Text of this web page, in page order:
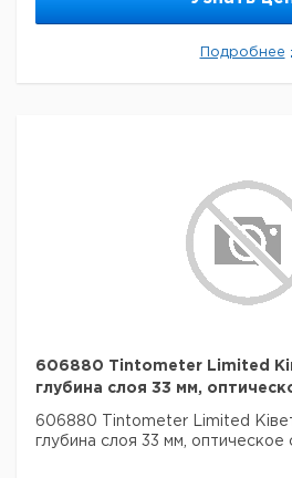
Подробнее
606880 Tintometer Limited
глубина слоя 33 мм,
606880 Tintometer Limited
глубина слоя 33 мм, оптическое